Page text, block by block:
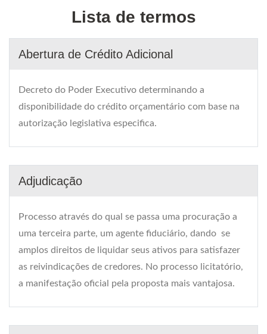
Lista de termos
Abertura de Crédito Adicional
Decreto do Poder Executivo determinando a
disponibilidade do crédito orçamentário com base na
autorização legislativa especifica.
Adjudicação
Processo através do qual se passa uma procuração a
uma terceira parte, um agente fiduciário, dando  se
amplos direitos de liquidar seus ativos para satisfazer
as reivindicações de credores. No processo licitatório,
a manifestação oficial pela proposta mais vantajosa.